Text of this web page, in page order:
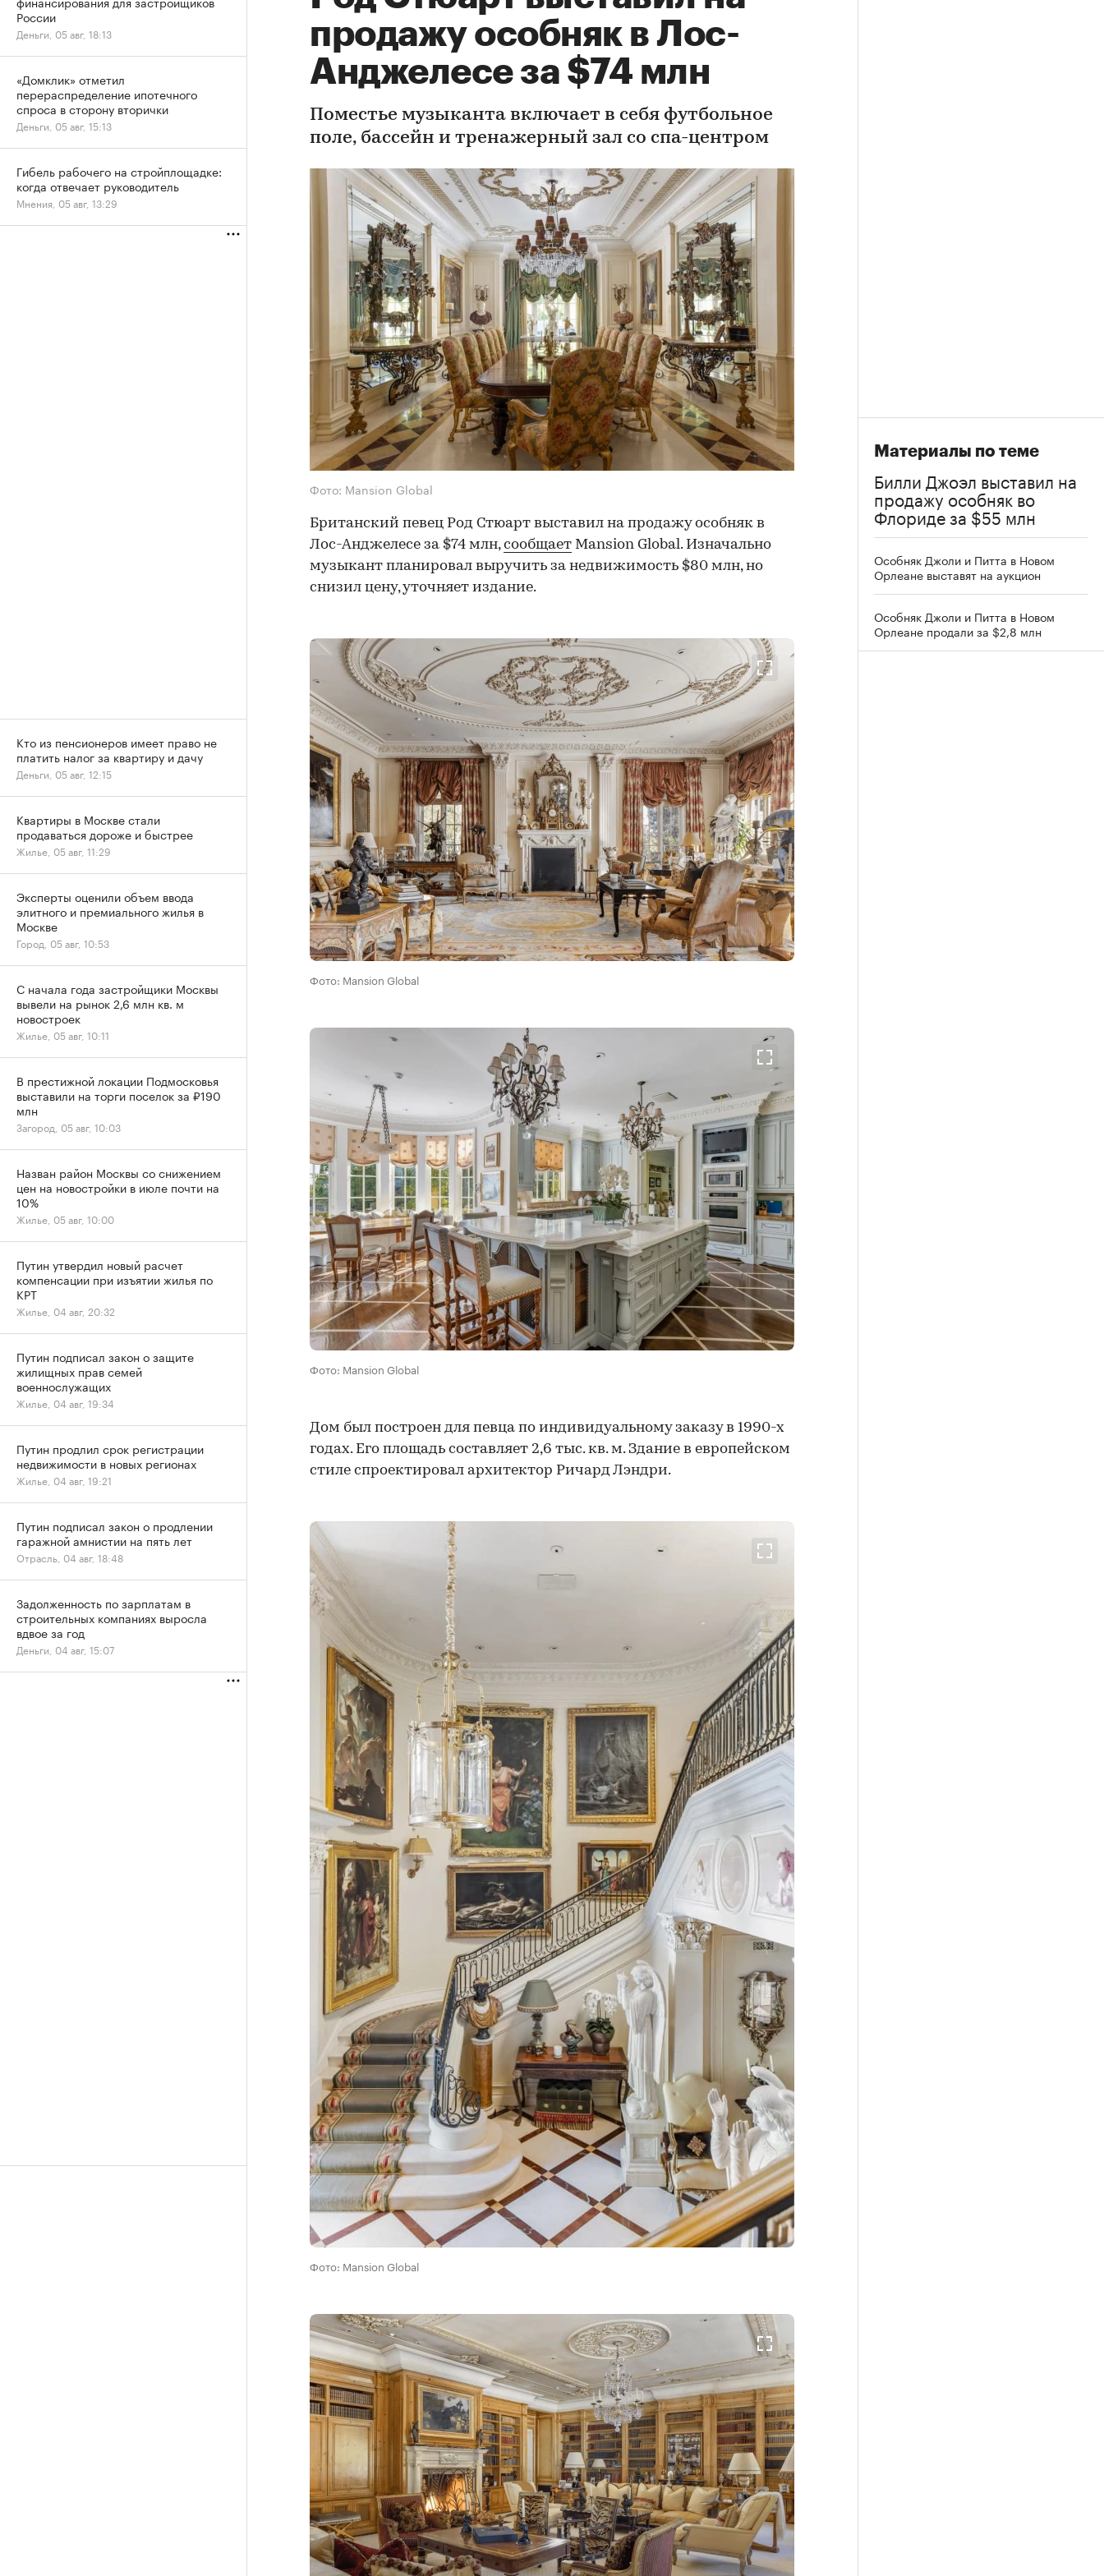
продажу особняк в Лос-
Анджелесе за $74 млн
Поместье музыканта включает в себя футбольное
поле, бассейн и тренажерный зал со спа-центром
Фото: Mansion Global
Британский певец Род Стюарт выставил на продажу особняк в
Лос-Анджелесе за $74 млн,сообщает Mansion Global. Изначально
музыкант планировал выручить за недвижимость $80 млн, но
снизил цену, уточняет издание.
Фото: Mansion Global
Фото: Mansion Global
Дом был построен для певца по индивидуальному заказу в 1990-х
годах. Его площадь составляет 2,6 тыс. кв. м. Здание в европейском
стиле спроектировал архитектор Ричард Лэндри.
Фото: Mansion Global
Материалы по теме
Билли Джоэл выставил на
продажу особняк во
Флориде за $55 млн
Особняк Джоли и Питта в Новом
Орлеане выставят на аукцион
Особняк Джоли и Питта в Новом
Орлеане продали за $2,8 млн
России
Деньги, 05 авг, 18:13
«Домклик» отметил
перераспределение ипотечного
спроса в сторону вторички
Деньги, 05 авг, 15:13
Гибель рабочего на стройплощадке:
когда отвечает руководитель
Мнения, 05 авг, 13:29
Кто из пенсионеров имеет право не
платить налог за квартиру и дачу
Деньги, 05 авг, 12:15
Квартиры в Москве стали
продаваться дороже и быстрее
Жилье, 05 авг, 11:29
Эксперты оценили объем ввода
элитного и премиального жилья в
Москве
Город, 05 авг, 10:53
С начала года застройщики Москвы
вывели на рынок 2,6 млн кв. м
новостроек
Жилье, 05 авг, 10:11
В престижной локации Подмосковья
выставили на торги поселок за ₽190
млн
Загород, 05 авг, 10:03
Назван район Москвы со снижением
цен на новостройки в июле почти на
10%
Жилье, 05 авг, 10:00
Путин утвердил новый расчет
компенсации при изъятии жилья по
КРТ
Жилье, 04 авг, 20:32
Путин подписал закон о защите
жилищных прав семей
военнослужащих
Жилье, 04 авг, 19:34
Путин продлил срок регистрации
недвижимости в новых регионах
Жилье, 04 авг, 19:21
Путин подписал закон о продлении
гаражной амнистии на пять лет
Отрасль, 04 авг, 18:48
Задолженность по зарплатам в
строительных компаниях выросла
вдвое за год
Деньги, 04 авг, 15:07